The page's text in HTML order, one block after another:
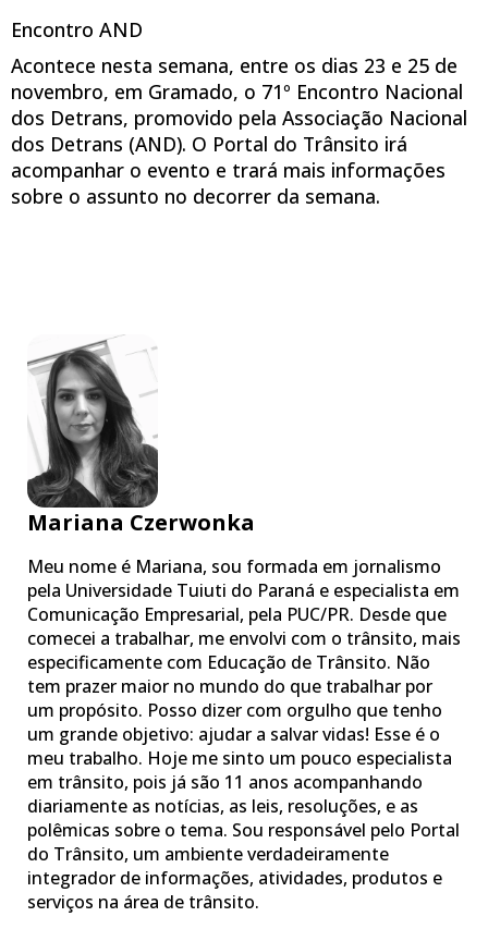
Encontro AND
Acontece nesta semana, entre os dias 23 e 25 de
novembro, em Gramado, o 71º Encontro Nacional
dos Detrans, promovido pela Associação Nacional
dos Detrans (AND). O Portal do Trânsito irá
acompanhar o evento e trará mais informações
sobre o assunto no decorrer da semana.
Mariana Czerwonka
Meu nome é Mariana, sou formada em jornalismo
pela Universidade Tuiuti do Paraná e especialista em
Comunicação Empresarial, pela PUC/PR. Desde que
comecei a trabalhar, me envolvi com o trânsito, mais
especificamente com Educação de Trânsito. Não
tem prazer maior no mundo do que trabalhar por
um propósito. Posso dizer com orgulho que tenho
um grande objetivo: ajudar a salvar vidas! Esse é o
meu trabalho. Hoje me sinto um pouco especialista
em trânsito, pois já são 11 anos acompanhando
diariamente as notícias, as leis, resoluções, e as
polêmicas sobre o tema. Sou responsável pelo Portal
do Trânsito, um ambiente verdadeiramente
integrador de informações, atividades, produtos e
serviços na área de trânsito.